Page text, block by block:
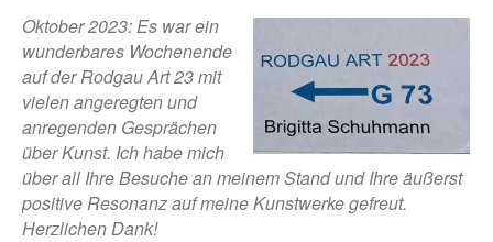
Oktober 2023: Es war ein
wunderbares Wochenende
auf der Rodgau Art 23 mit
vielen angeregten und
anregenden Gesprächen
über Kunst. Ich habe mich
über all Ihre Besuche an meinem Stand und Ihre äußerst
positive Resonanz auf meine Kunstwerke gefreut.
Herzlichen Dank!